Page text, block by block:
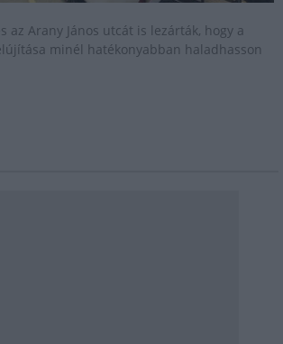
az Arany János utcát is lezárták, hogy a
minél hatékonyabban haladhasson